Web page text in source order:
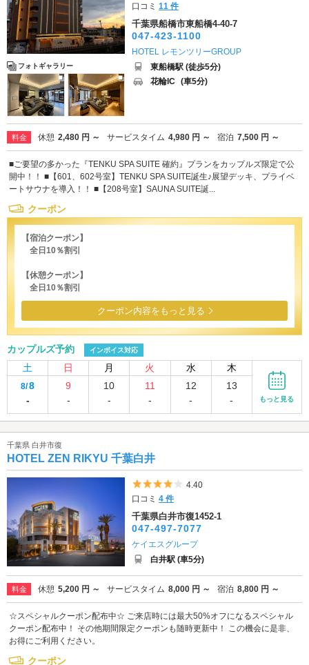
フォトギャラリー
口コミ11 件
千葉県船橋市東船橋4-40-7
047-423-1100
HOTEL レモンツリーGROUP
東船橋駅 (徒歩5分)
花輪IC (車5分)
料金 休憩 2,480 円 ～ サービスタイム 4,980 円 ～ 宿泊 7,500 円 ～
■ご要望の多かった『TENKU SPA SUITE 確約』プランをカップルズ限定で公
開中！！ ■【601、602号室】TENKU SPA SUITE誕生♪展望デッキ、プライベ
ートサウナを導入！！ ■【208号室】SAUNA SUITE誕...
クーポン
【宿泊クーポン】
全日10％割引
【休憩クーポン】
全日10％割引
クーポン内容をもっと見る
カップルズ予約 インボイス対応
土 日 月 火 水 木
8/8
-
9
-
10
-
11
-
12
-
13
-
もっと見る
千葉県 白井市復
HOTEL ZEN RIKYU 千葉白井
5つ星のうち4
4.40
口コミ4 件
千葉県白井市復1452-1
047-497-7077
ケイエスグループ
白井駅 (車5分)
料金 休憩 5,200 円 ～ サービスタイム 8,000 円 ～ 宿泊 8,800 円 ～
☆スペシャルクーポン配布中☆ ご来店時には最大50%オフになるスペシャル
クーポン配布中！ その他期間限定クーポンも随時更新中！ この機会に是非、
お得にご利用ください。
クーポン